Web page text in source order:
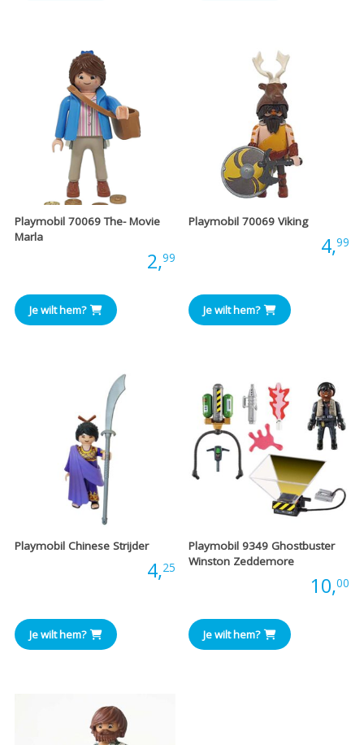
Playmobil 70069 The- Movie
Marla
2,99
Je wilt hem?
Playmobil 70069 Viking
4,99
Je wilt hem?
Playmobil Chinese Strijder
4,25
Je wilt hem?
Playmobil 9349 Ghostbuster
Winston Zeddemore
10,00
Je wilt hem?